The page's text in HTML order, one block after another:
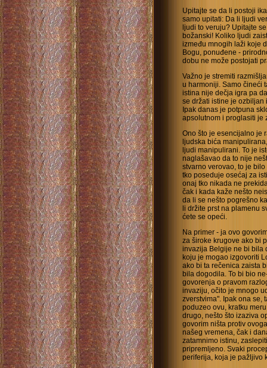
Upitajte se da li postoji
samo upitati: Da li ljudi
ljudi to veruju? Upitajte
božanski! Koliko ljudi
između mnogih laži koje
Bogu, ponuđene -
dobu ne može postojati
Važno je stremiti
u harmoniji. Samo čineći
istina nije dečja igra pa
se držati istine je ozbiljan
Ipak danas je potpuna
apsolutnom i proglasiti je
Ono što je esencijalno je
ljudska bića
ljudi manipulirani. To je
naglašavao da to nije
stvarno verovao, to je
tko poseduje osećaj za
onaj tko nikada ne
čak i kada kaže nešto
da li se nešto pogrešno
li držite prst na plamenu
ćete se opeći.
Na primer - ja ovo
za široke krugove ako bi
invazija Belgije ne bi bila
koju je mogao izgovoriti
ako bi ta rečenica zaista
bila dogodila. To bi bio
govorenja o pravom
invaziju, očito je mnogo
zverstvima". Ipak ona se,
poduzeo ovu, kratku
drugo, nešto što izaziva
govorim ništa protiv
našeg vremena, čak i
zatamnimo istinu,
pripremljeno. Svaki
periferija, koja je pažljivo